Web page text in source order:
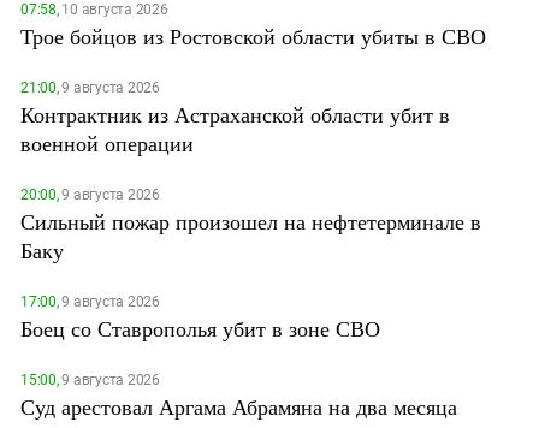
07:58,10 августа 2026
Трое бойцов из Ростовской области убиты в СВО
21:00,9 августа 2026
Контрактник из Астраханской области убит в
военной операции
20:00,9 августа 2026
Сильный пожар произошел на нефтетерминале в
Баку
17:00,9 августа 2026
Боец со Ставрополья убит в зоне СВО
15:00,9 августа 2026
Суд арестовал Аргама Абрамяна на два месяца